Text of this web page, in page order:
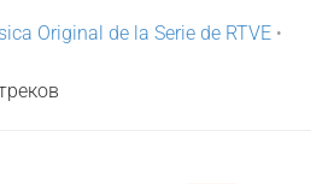
Original de la Serie de RTVE •